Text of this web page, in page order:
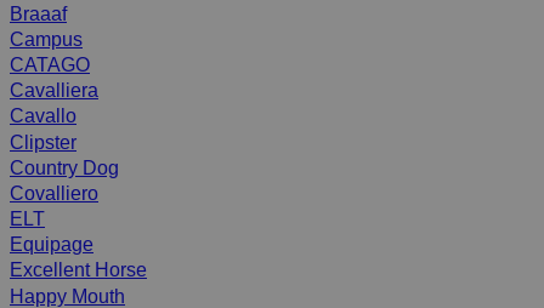
Braaaf
Campus
CATAGO
Cavalliera
Cavallo
Clipster
Country Dog
Covalliero
ELT
Equipage
Excellent Horse
Happy Mouth